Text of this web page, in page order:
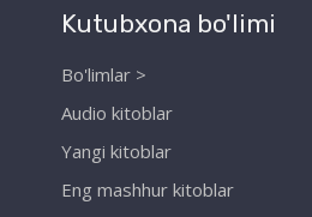
Kutubxona bo'limi
Bo'limlar >
Audio kitoblar
Yangi kitoblar
Eng mashhur kitoblar